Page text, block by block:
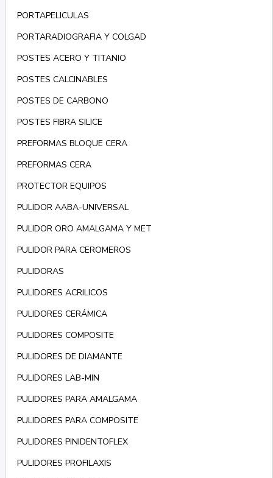
PORTAPELICULAS
PORTARADIOGRAFIA Y COLGAD
POSTES ACERO Y TITANIO
POSTES CALCINABLES
POSTES DE CARBONO
POSTES FIBRA SILICE
PREFORMAS BLOQUE CERA
PREFORMAS CERA
PROTECTOR EQUIPOS
PULIDOR AABA-UNIVERSAL
PULIDOR ORO AMALGAMA Y MET
PULIDOR PARA CEROMEROS
PULIDORAS
PULIDORES ACRILICOS
PULIDORES CERÁMICA
PULIDORES COMPOSITE
PULIDORES DE DIAMANTE
PULIDORES LAB-MIN
PULIDORES PARA AMALGAMA
PULIDORES PARA COMPOSITE
PULIDORES PINIDENTOFLEX
PULIDORES PROFILAXIS